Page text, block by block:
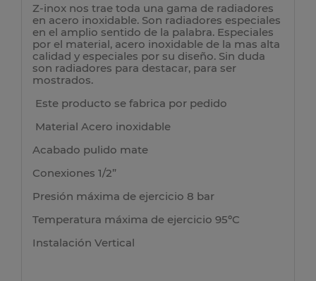
Z-inox nos trae toda una gama de radiadores
en acero inoxidable. Son radiadores especiales
en el amplio sentido de la palabra. Especiales
por el material, acero inoxidable de la mas alta
calidad y especiales por su diseño. Sin duda
son radiadores para destacar, para ser
mostrados.
Este producto se fabrica por pedido
Material Acero inoxidable
Acabado pulido mate
Conexiones 1/2”
Presión máxima de ejercicio 8 bar
Temperatura máxima de ejercicio 95ºC
Instalación Vertical